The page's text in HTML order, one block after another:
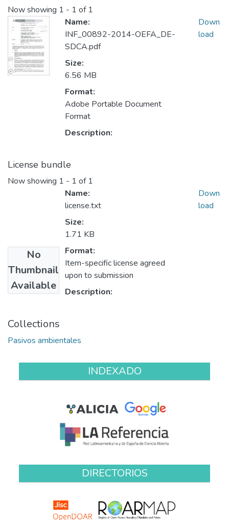
Now showing 1 - 1 of 1
Name:
INF_00892-2014-OEFA_DE-
SDCA.pdf
Size:
6.56 MB
Format:
Adobe Portable Document
Format
Description:
Down
load
License bundle
Now showing 1 - 1 of 1
No
Thumbnail
Available
Name:
license.txt
Size:
1.71 KB
Format:
Item-specific license agreed
upon to submission
Description:
Down
load
Collections
Pasivos ambientales
INDEXADO
DIRECTORIOS